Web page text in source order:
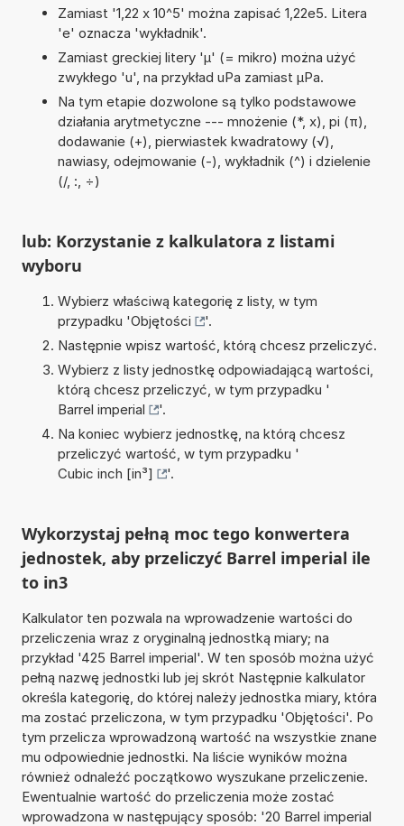
Zamiast '1,22 x 10^5' można zapisać 1,22e5. Litera
'e' oznacza 'wykładnik'.
Zamiast greckiej litery 'µ' (= mikro) można użyć
zwykłego 'u', na przykład uPa zamiast µPa.
Na tym etapie dozwolone są tylko podstawowe
działania arytmetyczne --- mnożenie (*, x), pi (π),
dodawanie (+), pierwiastek kwadratowy (√),
nawiasy, odejmowanie (-), wykładnik (^) i dzielenie
(/, :, ÷)
lub: Korzystanie z kalkulatora z listami
wyboru
Wybierz właściwą kategorię z listy, w tym
przypadku 'Objętości
'.
Następnie wpisz wartość, którą chcesz przeliczyć.
Wybierz z listy jednostkę odpowiadającą wartości,
którą chcesz przeliczyć, w tym przypadku '
Barrel imperial
'.
Na koniec wybierz jednostkę, na którą chcesz
przeliczyć wartość, w tym przypadku '
Cubic inch [in³]
'.
Wykorzystaj pełną moc tego konwertera
jednostek, aby przeliczyć Barrel imperial ile
to in3
Kalkulator ten pozwala na wprowadzenie wartości do
przeliczenia wraz z oryginalną jednostką miary; na
przykład '425 Barrel imperial'. W ten sposób można użyć
pełną nazwę jednostki lub jej skrót Następnie kalkulator
określa kategorię, do której należy jednostka miary, która
ma zostać przeliczona, w tym przypadku 'Objętości'. Po
tym przelicza wprowadzoną wartość na wszystkie znane
mu odpowiednie jednostki. Na liście wyników można
również odnaleźć początkowo wyszukane przeliczenie.
Ewentualnie wartość do przeliczenia może zostać
wprowadzona w następujący sposób: '20 Barrel imperial